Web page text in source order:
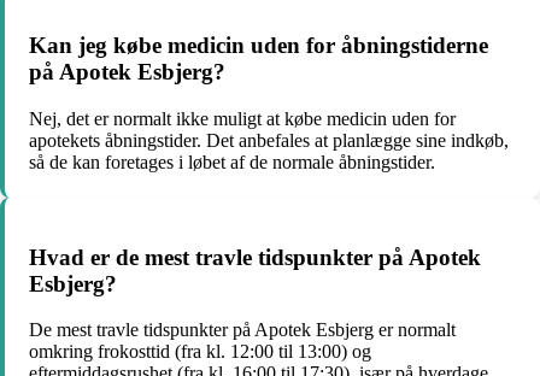
Kan jeg købe medicin uden for åbningstiderne
på Apotek Esbjerg?
Nej, det er normalt ikke muligt at købe medicin uden for
apotekets åbningstider. Det anbefales at planlægge sine indkøb,
så de kan foretages i løbet af de normale åbningstider.
Hvad er de mest travle tidspunkter på Apotek
Esbjerg?
De mest travle tidspunkter på Apotek Esbjerg er normalt
omkring frokosttid (fra kl. 12:00 til 13:00) og